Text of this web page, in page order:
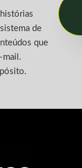
de
que
mail.